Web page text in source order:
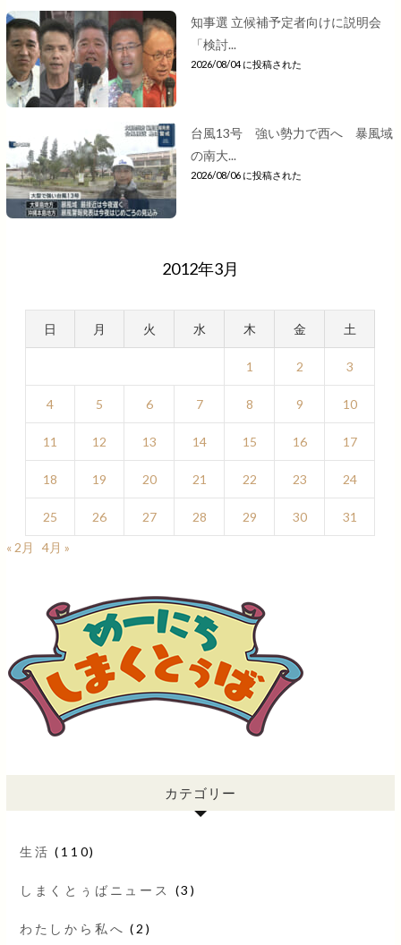
知事選 立候補予定者向けに説明会
「検討...
2026/08/04 に投稿された
台風13号 強い勢力で西へ 暴風域
の南大...
2026/08/06 に投稿された
2012年3月
日 月 火 水 木 金 土
1 2 3
4 5 6 7 8 9 10
11 12 13 14 15 16 17
18 19 20 21 22 23 24
25 26 27 28 29 30
31
« 2月
4月 »
カテゴリー
生活 (110)
しまくとぅばニュース (3)
わたしから私へ (2)